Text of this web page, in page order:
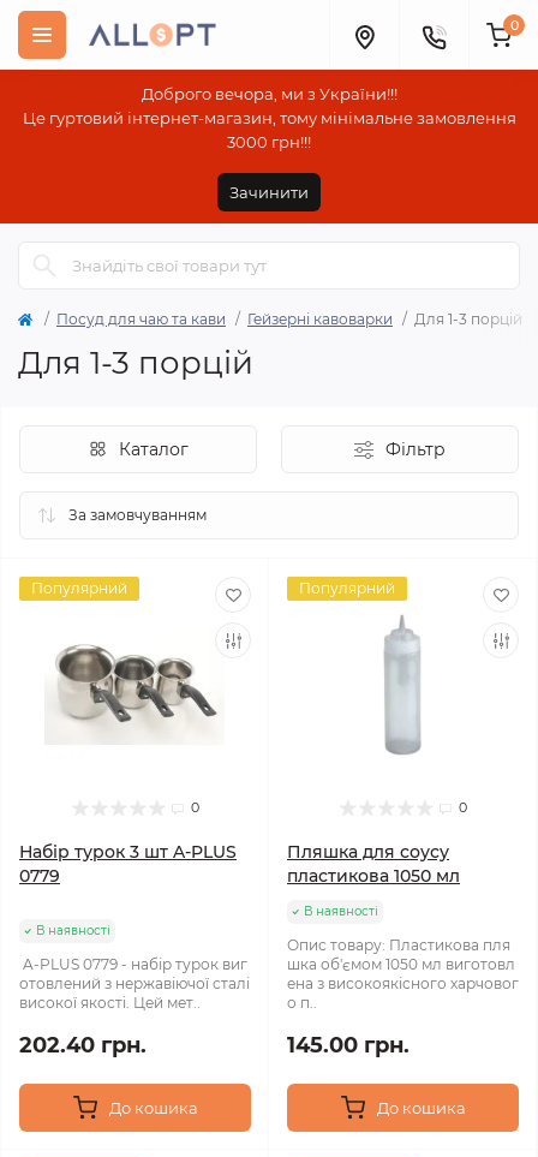
Доброго вечора, ми з України!!!
Це гуртовий інтернет-магазин, тому мінімальне замовлення
3000 грн!!!
Зачинити
0
Посуд для чаю та кави Гейзерні кавоварки Для 1-3 порцій
Для 1-3 порцій
Каталог Фільтр
Популярний
0
Набір турок 3 шт A-PLUS
0779
В наявності
A-PLUS 0779 - набір турок виг
отовлений з нержавіючої сталі
високої якості. Цей мет..
202.40 грн.
До кошика
Популярний
0
Пляшка для соусу
пластикова 1050 мл
В наявності
Опис товару: Пластикова пля
шка об'ємом 1050 мл виготовл
ена з високоякісного харчовог
о п..
145.00 грн.
До кошика